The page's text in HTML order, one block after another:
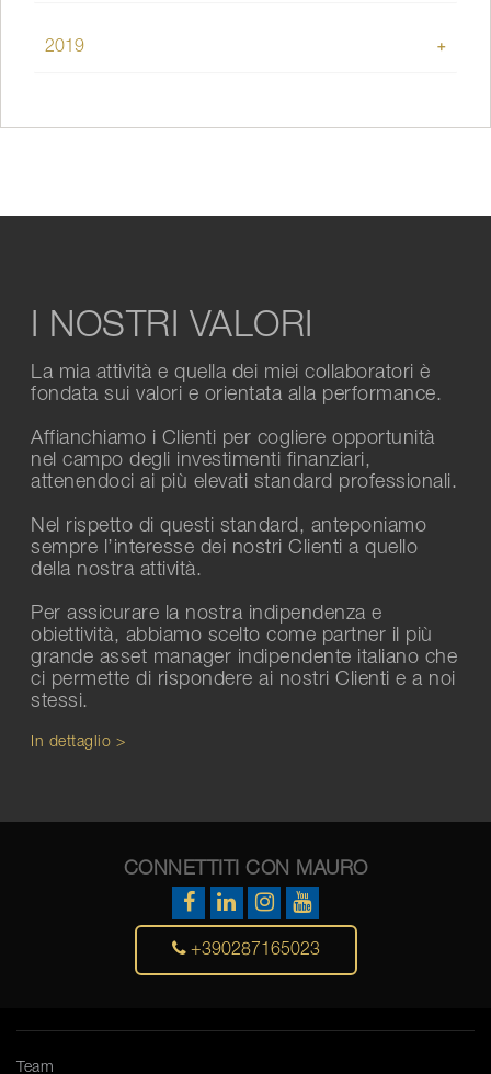
2019
Ottobre
I NOSTRI VALORI
La mia attività e quella dei miei collaboratori è
fondata sui valori e orientata alla performance.
Affianchiamo i Clienti per cogliere opportunità
nel campo degli investimenti finanziari,
attenendoci ai più elevati standard professionali.
Nel rispetto di questi standard, anteponiamo
sempre l’interesse dei nostri Clienti a quello
della nostra attività.
Per assicurare la nostra indipendenza e
obiettività, abbiamo scelto come partner il più
grande asset manager indipendente italiano che
ci permette di rispondere ai nostri Clienti e a noi
stessi.
In dettaglio >
CONNETTITI CON MAURO
+390287165023
Team